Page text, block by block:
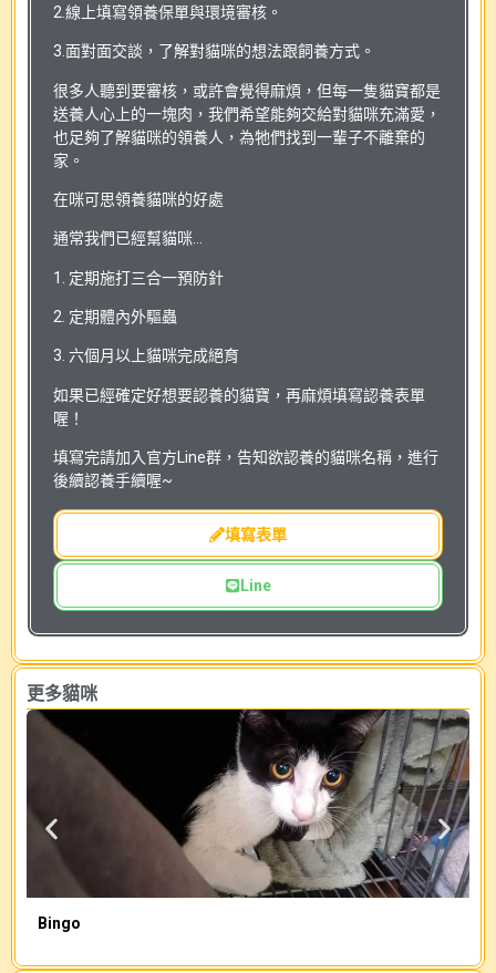
2.線上填寫領養保單與環境審核。
3.面對面交談，了解對貓咪的想法跟飼養方式。
很多人聽到要審核，或許會覺得麻煩，但每一隻貓寶都是
送養人心上的一塊肉，我們希望能夠交給對貓咪充滿愛，
也足夠了解貓咪的領養人，為牠們找到一輩子不離棄的
家。
在咪可思領養貓咪的好處
通常我們已經幫貓咪…
1. 定期施打三合一預防針
2. 定期體內外驅蟲
3. 六個月以上貓咪完成絕育
如果已經確定好想要認養的貓寶，再麻煩填寫認養表單
喔！
填寫完請加入官方Line群，告知欲認養的貓咪名稱，進行
後續認養手續喔~
填寫表單
Line
更多貓咪
Bingo